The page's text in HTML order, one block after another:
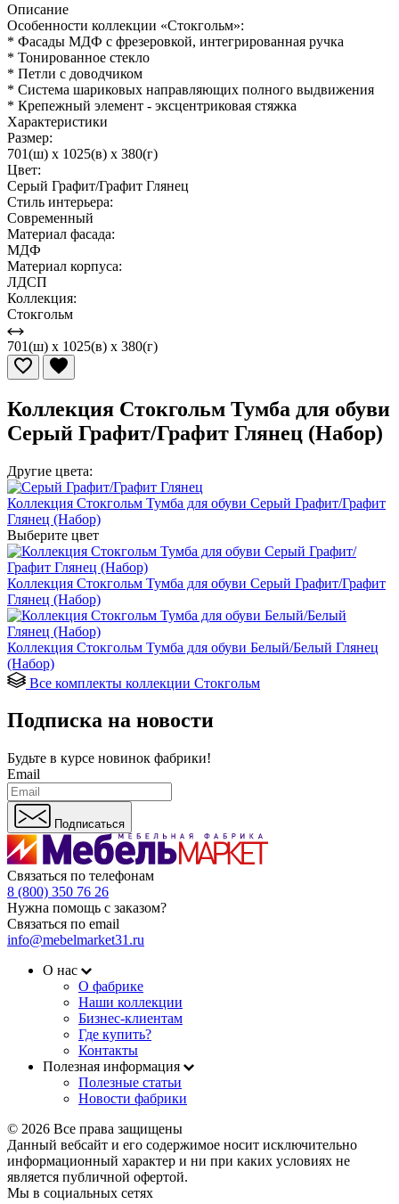
Описание
Особенности коллекции «Стокгольм»:
* Фасады МДФ с фрезеровкой, интегрированная ручка
* Тонированное стекло
* Петли с доводчиком
* Система шариковых направляющих полного выдвижения
* Крепежный элемент - эксцентриковая стяжка
Характеристики
Размер:
701(ш) x 1025(в) x 380(г)
Цвет:
Серый Графит/Графит Глянец
Стиль интерьера:
Современный
Материал фасада:
МДФ
Материал корпуса:
ЛДСП
Коллекция:
Стокгольм
701(ш) x 1025(в) x 380(г)
Коллекция Стокгольм Тумба для обуви
Серый Графит/Графит Глянец (Набор)
Другие цвета:
Коллекция Стокгольм Тумба для обуви Серый Графит/Графит
Глянец (Набор)
Выберите цвет
Коллекция Стокгольм Тумба для обуви Серый Графит/Графит
Глянец (Набор)
Коллекция Стокгольм Тумба для обуви Белый/Белый Глянец
(Набор)
Все комплекты коллекции Стокгольм
Подписка на новости
Будьте в курсе новинок фабрики!
Email
Подписаться
Связаться по телефонам
8 (800) 350 76 26
Нужна помощь с заказом?
Связаться по email
info@mebelmarket31.ru
О нас
О фабрике
Наши коллекции
Бизнес-клиентам
Где купить?
Контакты
Полезная информация
Полезные статьи
Новости фабрики
© 2026 Все права защищены
Данный вебсайт и его содержимое носит исключительно
информационный характер и ни при каких условиях не
является публичной офертой.
Мы в социальных сетях